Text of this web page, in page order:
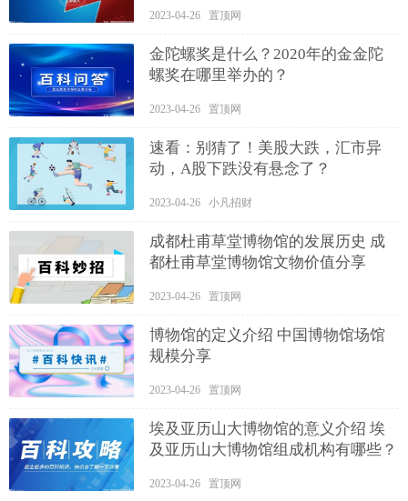
2023-04-26 置顶网
金陀螺奖是什么？2020年的金金陀
螺奖在哪里举办的？
2023-04-26 置顶网
速看：别猜了！美股大跌，汇市异
动，A股下跌没有悬念了？
2023-04-26 小凡招财
成都杜甫草堂博物馆的发展历史 成
都杜甫草堂博物馆文物价值分享
2023-04-26 置顶网
博物馆的定义介绍 中国博物馆场馆
规模分享
2023-04-26 置顶网
埃及亚历山大博物馆的意义介绍 埃
及亚历山大博物馆组成机构有哪些？
2023-04-26 置顶网